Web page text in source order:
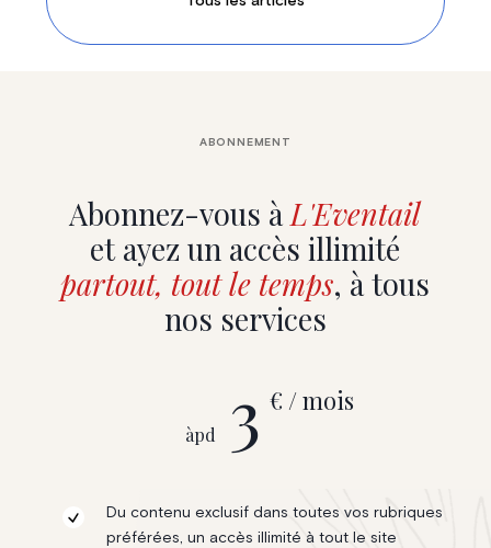
Abonnez-vous àL'Eventail
et ayez un accès illimité
partout, tout le temps, à tous
nos services
ABONNEMENT
àpd 3 € / mois
Du contenu exclusif dans toutes vos rubriques
préférées, un accès illimité à tout le site